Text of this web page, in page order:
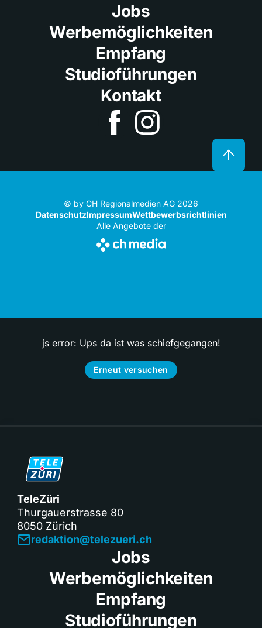
Jobs
Werbemöglichkeiten
Empfang
Studioführungen
Kontakt
© by CH Regionalmedien AG 2026
DatenschutzImpressumWettbewerbsrichtlinien
Alle Angebote der
js error: Ups da ist was schiefgegangen!
Erneut versuchen
TeleZüri
Thurgauerstrasse 80
8050 Zürich
redaktion@telezueri.ch
Jobs
Werbemöglichkeiten
Empfang
Studioführungen